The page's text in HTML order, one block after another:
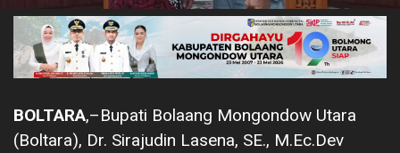
BOLTARA,–Bupati Bolaang Mongondow Utara
(Boltara), Dr. Sirajudin Lasena, SE., M.Ec.Dev